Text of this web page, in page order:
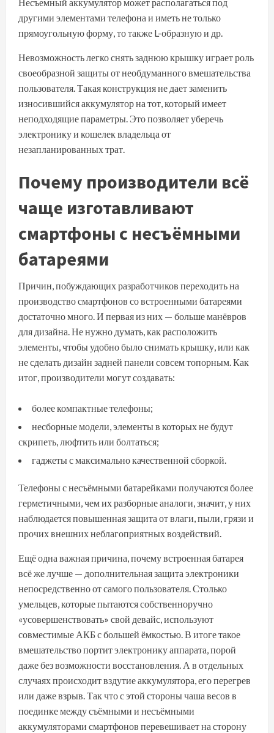
другими элементами телефона и иметь не только
прямоугольную форму, то также L-образную и др.
Невозможность легко снять заднюю крышку играет роль
своеобразной защиты от необдуманного вмешательства
пользователя. Такая конструкция не дает заменить
износившийся аккумулятор на тот, который имеет
неподходящие параметры. Это позволяет уберечь
электронику и кошелек владельца от
незапланированных трат.
Почему производители всё
чаще изготавливают
смартфоны с несъёмными
батареями
Причин, побуждающих разработчиков переходить на
производство смартфонов со встроенными батареями
достаточно много. И первая из них — больше манёвров
для дизайна. Не нужно думать, как расположить
элементы, чтобы удобно было снимать крышку, или как
не сделать дизайн задней панели совсем топорным. Как
итог, производители могут создавать:
более компактные телефоны;
несборные модели, элементы в которых не будут
скрипеть, люфтить или болтаться;
гаджеты с максимально качественной сборкой.
Телефоны с несъёмными батарейками получаются более
герметичными, чем их разборные аналоги, значит, у них
наблюдается повышенная защита от влаги, пыли, грязи и
прочих внешних неблагоприятных воздействий.
Ещё одна важная причина, почему встроенная батарея
всё же лучше — дополнительная защита электроники
непосредственно от самого пользователя. Столько
умельцев, которые пытаются собственноручно
«усовершенствовать» свой девайс, используют
совместимые АКБ с большей ёмкостью. В итоге такое
вмешательство портит электронику аппарата, порой
даже без возможности восстановления. А в отдельных
случаях происходитвздутие аккумулятора, его перегрев
или даже взрыв. Так что с этой стороны чаша весов в
поединке между съёмными и несъёмными
аккумуляторами смартфонов перевешивает на сторону